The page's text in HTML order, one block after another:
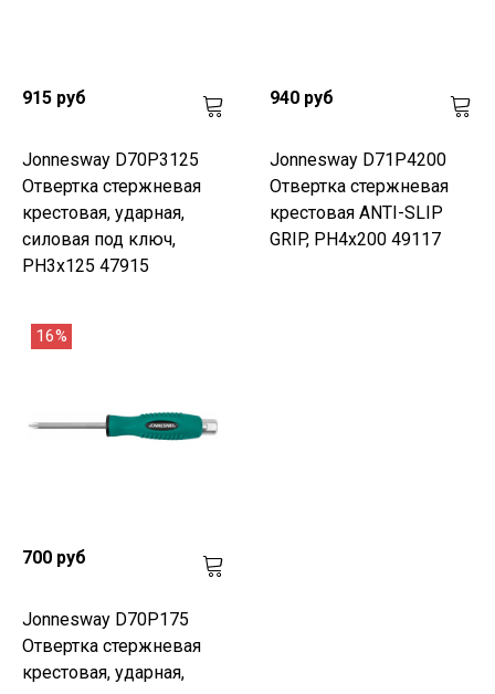
915 руб
Jonnesway D70P3125
Отвертка стержневая
крестовая, ударная,
силовая под ключ,
PH3х125 47915
940 руб
Jonnesway D71P4200
Отвертка стержневая
крестовая ANTI-SLIP
GRIP, PH4х200 49117
16%
700 руб
Jonnesway D70P175
Отвертка стержневая
крестовая, ударная,